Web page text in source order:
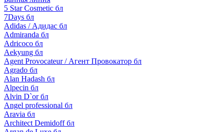
5 Star Cosmetic бл
7Days бл
Adidas / Адидас бл
Admiranda бл
Adricoco бл
Aekyung бл
Agent Provocateur / Агент Провокатор бл
Agrado бл
Alan Hadash бл
Alpecin бл
Alvin D`or бл
Angel professional бл
Aravia бл
Architect Demidoff бл